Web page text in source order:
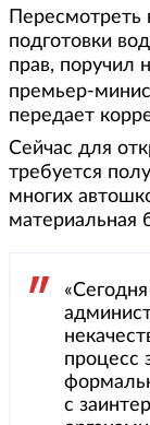
подготовки
прав, поручил
премьер-
передает
Сейчас для
требуется
многих
материальная
процесс
с